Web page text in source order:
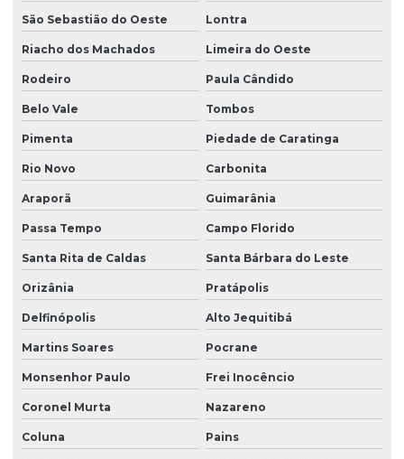
São Sebastião do Oeste Lontra
Riacho dos Machados Limeira do Oeste
Rodeiro Paula Cândido
Belo Vale Tombos
Pimenta Piedade de Caratinga
Rio Novo Carbonita
Araporã Guimarânia
Passa Tempo Campo Florido
Santa Rita de Caldas Santa Bárbara do Leste
Orizânia Pratápolis
Delfinópolis Alto Jequitibá
Martins Soares Pocrane
Monsenhor Paulo Frei Inocêncio
Coronel Murta Nazareno
Coluna Pains